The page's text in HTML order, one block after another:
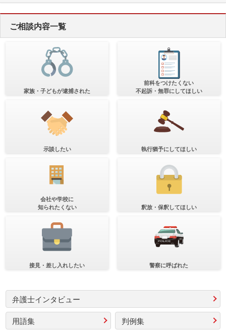
ご相談内容一覧
家族・子どもが逮捕された
前科をつけたくない
不起訴・無罪にしてほしい
示談したい 執行猶予にしてほしい
会社や学校に
知られたくない
釈放・保釈してほしい
接見・差し入れしたい 警察に呼ばれた
弁護士インタビュー
判例集
用語集